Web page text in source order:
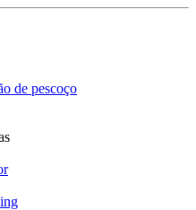
de pescoço